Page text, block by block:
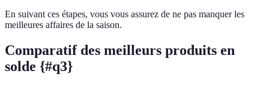
En suivant ces étapes, vous vous assurez de ne pas manquer les
meilleures affaires de la saison.
Comparatif des meilleurs produits en
solde {#q3}